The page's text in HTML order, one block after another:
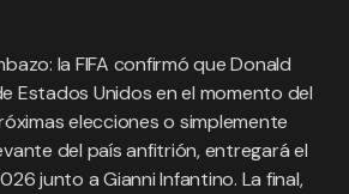
la FIFA confirmó que Donald
Estados Unidos en el momento del
elecciones o simplemente
del país anfitrión, entregará el
junto a Gianni Infantino. La final,